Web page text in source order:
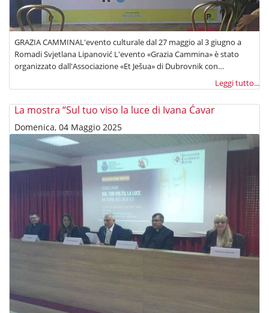
GRAZIA CAMMINAL'evento culturale dal 27 maggio al 3 giugno a
Romadi Svjetlana Lipanović L'evento «Grazia Cammina» è stato
organizzato dall'Associazione «Et Ješua» di Dubrovnik con…
Leggi tutto...
La mostra “Sul tuo viso la luce di Ivana Ćavar
Domenica, 04 Maggio 2025